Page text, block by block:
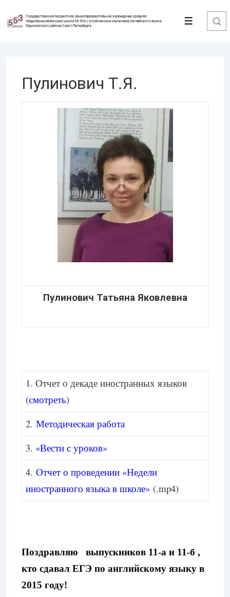
Перейти
Меню
Пулинович Т.Я.
Пулинович Татьяна Яковлевна
1. Отчет о декаде иностранных языков
(смотреть)
2. Методическая работа
3. «Вести с уроков»
4. Отчет о проведении «Недели
иностранного языка в школе» (.mp4)
Поздравляю выпускников 11-а и 11-б ,
кто сдавал ЕГЭ по английскому языку в
2015 году!